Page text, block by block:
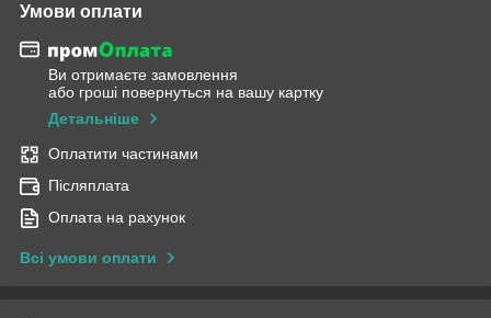
Умови оплати
Ви отримаєте замовлення
або гроші повернуться на вашу картку
Детальніше
Оплатити частинами
Післяплата
Оплата на рахунок
Всі умови оплати